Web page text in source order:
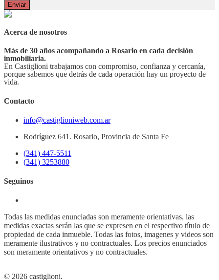
Enviar
Acerca de nosotros
Más de 30 años acompañando a Rosario en cada decisión
inmobiliaria.
En Castiglioni trabajamos con compromiso, confianza y cercanía,
porque sabemos que detrás de cada operación hay un proyecto de
vida.
Contacto
info@castiglioniweb.com.ar
Rodríguez 641. Rosario, Provincia de Santa Fe
(341) 447-5511
(341) 3253880
Seguinos
Todas las medidas enunciadas son meramente orientativas, las
medidas exactas serán las que se expresen en el respectivo título de
propiedad de cada inmueble. Todas las fotos, imagenes y videos son
meramente ilustrativos y no contractuales. Los precios enunciados
son meramente orientativos y no contractuales.
© 2026 castiglioni.